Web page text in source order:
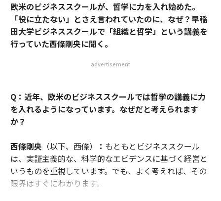
欧米のビジネススクールが、哲学に力を入れ始めた。
「役に立たない」とさえ言われていたのに、なぜ？早稲
田大学ビジネススクールで「組織と哲学」という講義を
行っていた西條剛央に聞く。
advertisement
Q：近年、欧米のビジネススクールでは哲学の講義に力
を入れるようになっています。なぜだと考えられます
か？
西條剛央 （以下、西條） ： もともとビジネススクール
は、実証主義的な、科学的なエビデンスに基づく経営と
いうものを重視しています。でも、よく考えれば、その
限界はすぐにわかります。